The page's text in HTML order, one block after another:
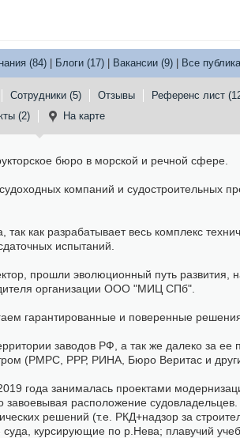
(84) Блоги (17) Вакансии (9) Все
Сотрудники (5) Отзывы Референс лист
(2)
На карте
бюро в морской и речной сфере.
компаний и судостроительных
как разрабатывает весь комплекс
испытаний.
прошли эволюционный путь развития,
организации ООО "МИЦ СПб".
гарантированные и поверенные
заводов РФ, а так же далеко за ее
(РМРС, РРР, РИНА, Бюро Веритас и
года занималась проектами
расположение
решений (т.е. РКД+надзор за
курсирующие по р.Нева; плавучий